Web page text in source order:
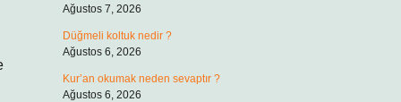
Ağustos 7, 2026
Düğmeli koltuk nedir ?
Ağustos 6, 2026
Kur’an okumak neden sevaptır ?
Ağustos 6, 2026